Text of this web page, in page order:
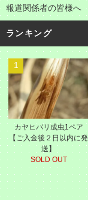
報道関係者の皆様へ
ランキング
1
カヤヒバリ成虫1ペア
【ご入金後２日以内に発
送】
SOLD OUT